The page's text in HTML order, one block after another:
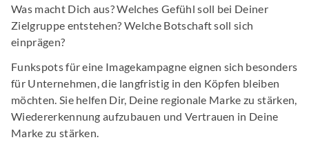
Was macht Dich aus? Welches Gefühl soll bei Deiner
Zielgruppe entstehen? Welche Botschaft soll sich
einprägen?
Funkspots für eine Imagekampagne eignen sich besonders
für Unternehmen, die langfristig in den Köpfen bleiben
möchten. Sie helfen Dir, Deine regionale Marke zu stärken,
Wiedererkennung aufzubauen und Vertrauen in Deine
Marke zu stärken.